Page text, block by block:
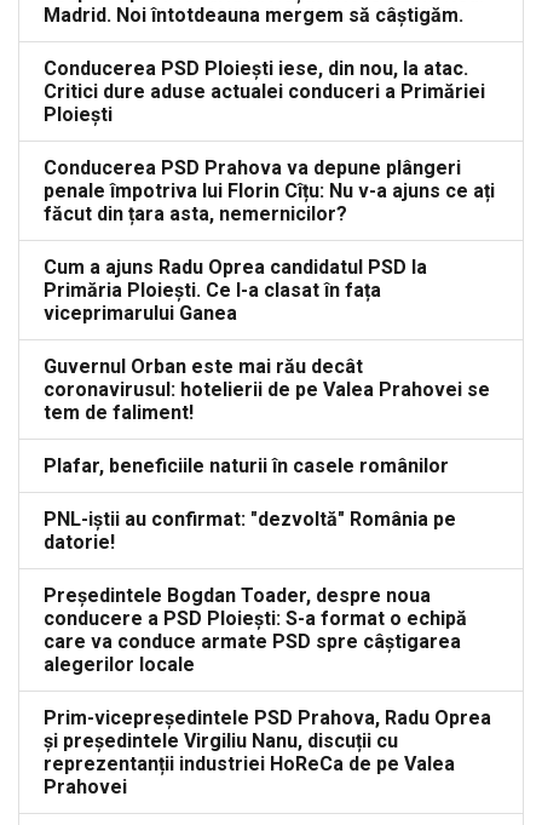
Madrid. Noi întotdeauna mergem să câștigăm.
Conducerea PSD Ploiești iese, din nou, la atac.
Critici dure aduse actualei conduceri a Primăriei
Ploiești
Conducerea PSD Prahova va depune plângeri
penale împotriva lui Florin Cîțu: Nu v-a ajuns ce ați
făcut din țara asta, nemernicilor?
Cum a ajuns Radu Oprea candidatul PSD la
Primăria Ploiești. Ce l-a clasat în fața
viceprimarului Ganea
Guvernul Orban este mai rău decât
coronavirusul: hotelierii de pe Valea Prahovei se
tem de faliment!
Plafar, beneficiile naturii în casele românilor
PNL-iștii au confirmat: "dezvoltă" România pe
datorie!
Președintele Bogdan Toader, despre noua
conducere a PSD Ploiești: S-a format o echipă
care va conduce armate PSD spre câștigarea
alegerilor locale
Prim-vicepreședintele PSD Prahova, Radu Oprea
și președintele Virgiliu Nanu, discuții cu
reprezentanții industriei HoReCa de pe Valea
Prahovei